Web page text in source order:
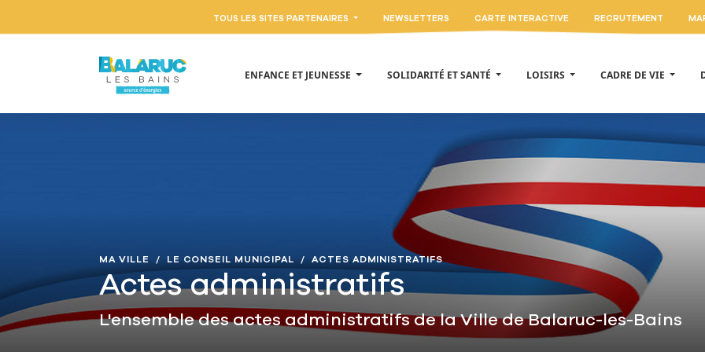
TOUS LES SITES PARTENAIRES NEWSLETTERS CARTE INTERACTIVE RECRUTEMENT
ENFANCE ET JEUNESSE SOLIDARITÉ ET SANTÉ LOISIRS CADRE DE VIE
MA VILLE LE CONSEIL MUNICIPAL ACTES ADMINISTRATIFS
Actes administratifs
L'ensemble des actes administratifs de la Ville de Balaruc-les-Bains